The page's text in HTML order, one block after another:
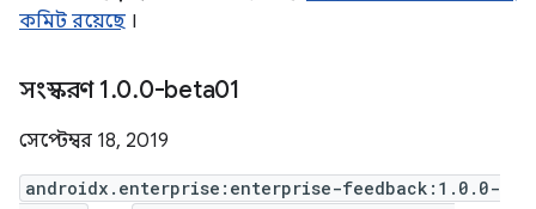
কমিট রয়েছে ।
সংস্করণ 1.0.0-beta01
সেপ্টেম্বর 18, 2019
androidx.enterprise:enterprise-feedback:1.0.0-